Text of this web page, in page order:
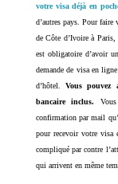
votre visa déjà en
d’autres pays. Pour faire
de Côte d’Ivoire à
est obligatoire d’avoir
demande de visa en
d’hôtel.Vous pouvez
bancaire inclus.
confirmation par mail
pour recevoir votre visa
compliqué par contre
qui arrivent en même